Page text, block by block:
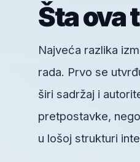
Šta ova
Najveća razlika
rada. Prvo se
širi sadržaj i
pretpostavke,
u lošoj strukturi